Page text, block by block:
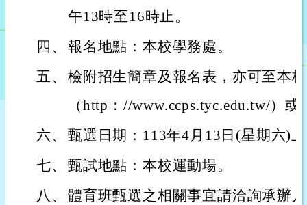
午13時至16時止。
四、 報名地點：本校學務處。
五、 檢附招生簡章及報名表，亦可至本
（http：//www.ccps.tyc.edu.tw/）
六、 甄選日期：113年4月13日(星期六)
七、 甄試地點：本校運動場。
八、 體育班甄選之相關事宜請洽詢承辦